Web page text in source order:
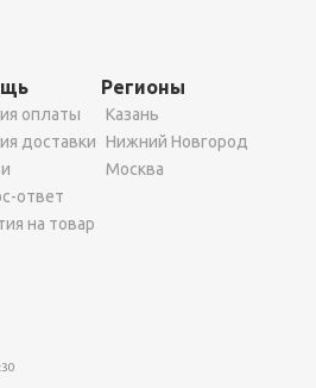
оплаты
доставки
ответ
на товар
Регионы
Казань
Нижний Новгород
Москва